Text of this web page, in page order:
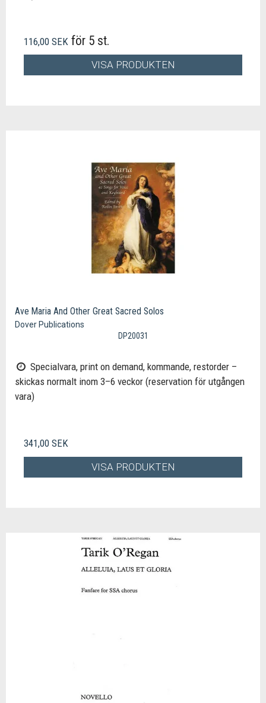
116,00 SEK för 5 st.
VISA PRODUKTEN
Ave Maria And Other Great Sacred Solos
Dover Publications
DP20031
Specialvara, print on demand, kommande, restorder –
skickas normalt inom 3–6 veckor (reservation för utgången
vara)
341,00 SEK
VISA PRODUKTEN